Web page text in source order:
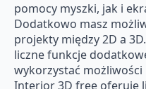
pomocy myszki, jak i
Dodatkowo masz
projekty między 2D a
liczne funkcje
wykorzystać
Interior 3D free oferuje